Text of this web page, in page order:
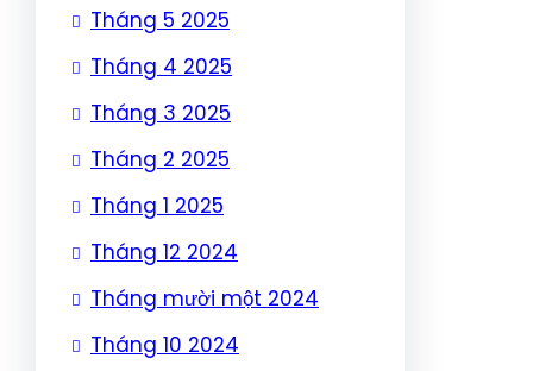
Tháng 5 2025
Tháng 4 2025
Tháng 3 2025
Tháng 2 2025
Tháng 1 2025
Tháng 12 2024
Tháng mười một 2024
Tháng 10 2024